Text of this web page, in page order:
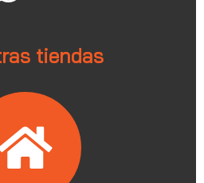
tiendas